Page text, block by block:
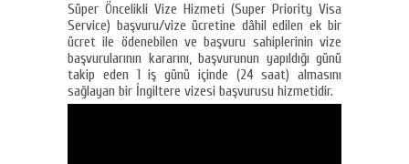
Süper Öncelikli Vize Hizmeti (Super Priority Visa
Service) başvuru/vize ücretine dâhil edilen ek bir
ücret ile ödenebilen ve başvuru sahiplerinin vize
başvurularının kararını, başvurunun yapıldığı günü
takip eden 1 iş günü içinde (24 saat) almasını
sağlayan bir İngiltere vizesi başvurusu hizmetidir.